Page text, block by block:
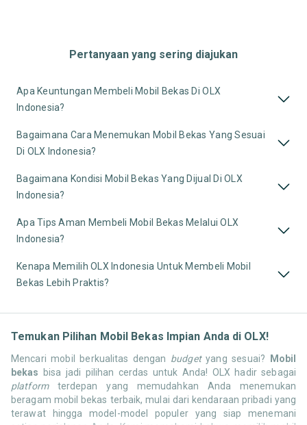
Pertanyaan yang sering diajukan
Apa Keuntungan Membeli Mobil Bekas Di OLX
Indonesia?
Bagaimana Cara Menemukan Mobil Bekas Yang Sesuai
Di OLX Indonesia?
Bagaimana Kondisi Mobil Bekas Yang Dijual Di OLX
Indonesia?
Apa Tips Aman Membeli Mobil Bekas Melalui OLX
Indonesia?
Kenapa Memilih OLX Indonesia Untuk Membeli Mobil
Bekas Lebih Praktis?
Temukan Pilihan Mobil Bekas Impian Anda di OLX!
Mencari mobil berkualitas dengan budgetyang sesuai? Mobil
bekas bisa jadi pilihan cerdas untuk Anda! OLX hadir sebagai
platformterdepan yang memudahkan Anda menemukan
beragam mobil bekas terbaik, mulai dari kendaraan pribadi yang
terawat hingga model-model populer yang siap menemani